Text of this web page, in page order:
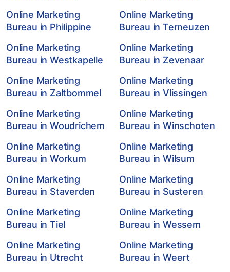
Online Marketing
Bureau in Philippine
Online Marketing
Bureau in Terneuzen
Online Marketing
Bureau in Westkapelle
Online Marketing
Bureau in Zevenaar
Online Marketing
Bureau in Zaltbommel
Online Marketing
Bureau in Vlissingen
Online Marketing
Bureau in Woudrichem
Online Marketing
Bureau in Winschoten
Online Marketing
Bureau in Workum
Online Marketing
Bureau in Wilsum
Online Marketing
Bureau in Staverden
Online Marketing
Bureau in Susteren
Online Marketing
Bureau in Tiel
Online Marketing
Bureau in Wessem
Online Marketing
Bureau in Utrecht
Online Marketing
Bureau in Weert